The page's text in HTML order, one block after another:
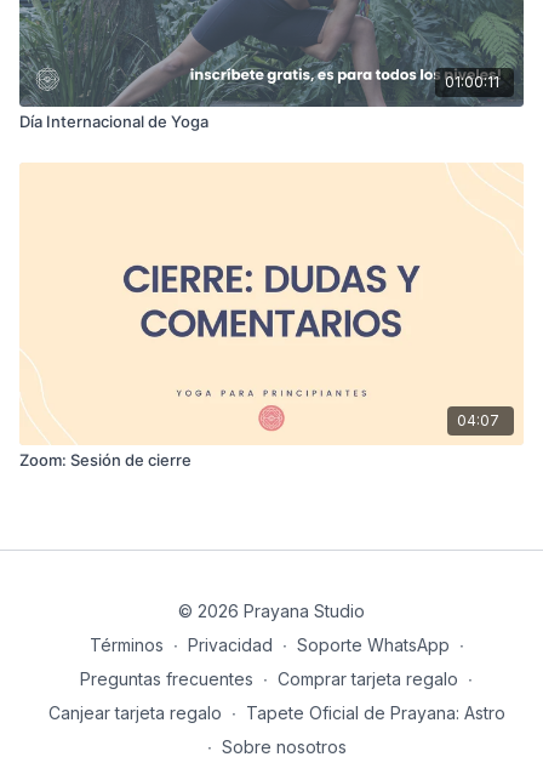
01:00:11
Día Internacional de Yoga
04:07
Zoom: Sesión de cierre
© 2026 Prayana Studio
Términos ∙ Privacidad ∙ Soporte WhatsApp ∙
Preguntas frecuentes ∙ Comprar tarjeta regalo ∙
Canjear tarjeta regalo ∙ Tapete Oficial de Prayana: Astro
∙ Sobre nosotros